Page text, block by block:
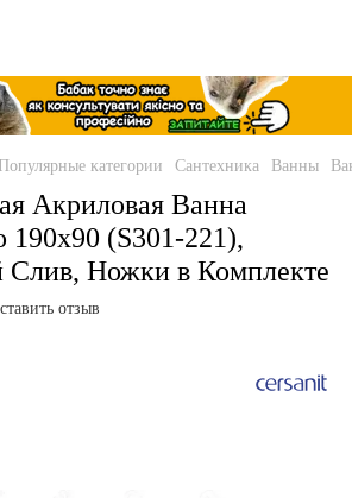
Популярные категории Сантехника Ванны
Акриловая Ванна
190x90 (S301-221),
Слив, Ножки в Комплекте
отзыв